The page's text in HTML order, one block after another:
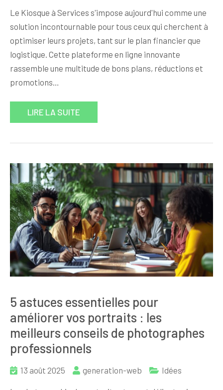
Le Kiosque à Services s'impose aujourd'hui comme une
solution incontournable pour tous ceux qui cherchent à
optimiser leurs projets, tant sur le plan financier que
logistique. Cette plateforme en ligne innovante
rassemble une multitude de bons plans, réductions et
promotions…
LIRE LA SUITE
5 astuces essentielles pour
améliorer vos portraits : les
meilleurs conseils de photographes
professionnels
13 août 2025 generation-web Idées